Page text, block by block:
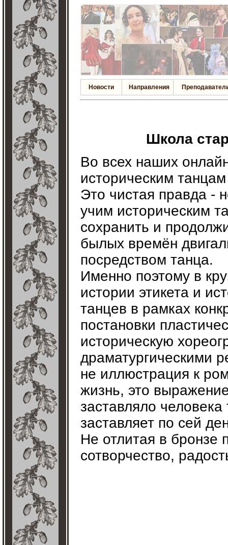
Новости Направления
Школа
Во всех наших
историческим
Это чистая правда -
учим историческим
сохранить и
былых времён
посредством танца.
Именно поэтому в
истории этикета и
танцев в рамках
постановки
историческую
драматургическими
не иллюстрация к
жизнь, это
заставляло
заставляет по сей
Не отлитая в бронзе
сотворчество,